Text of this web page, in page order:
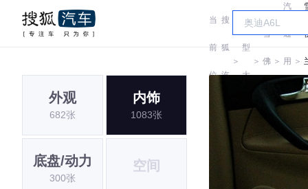
当
前
位
搜
狐
汽
＞
车
型
大
＞
雪
佛 ＞
汽
通
用
兰
＞
外观
682张
内饰
1083张
底盘/动力
300张
空间